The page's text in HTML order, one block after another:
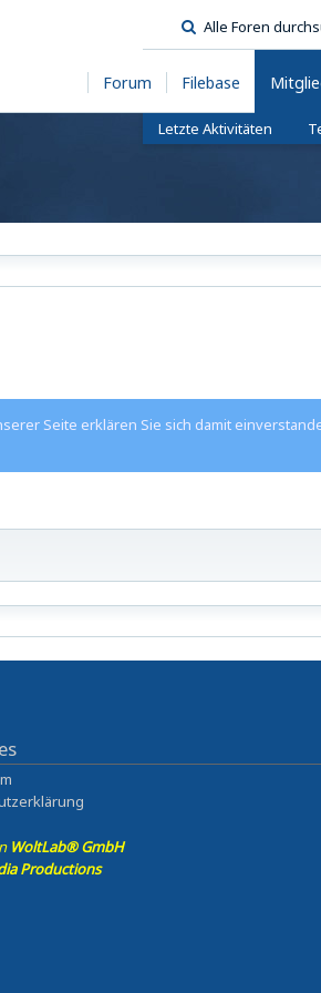
Forum Filebase
Letzte Aktivitäten
Seite erklären Sie sich damit
WoltLab® GmbH
Productions